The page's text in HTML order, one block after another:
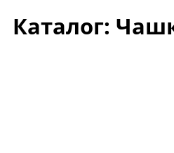
Каталог: